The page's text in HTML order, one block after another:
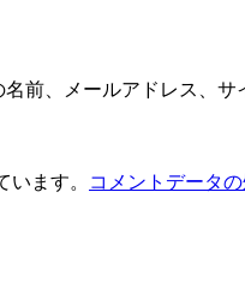
前、メールアドレス、サ
ます。 コメントデータ